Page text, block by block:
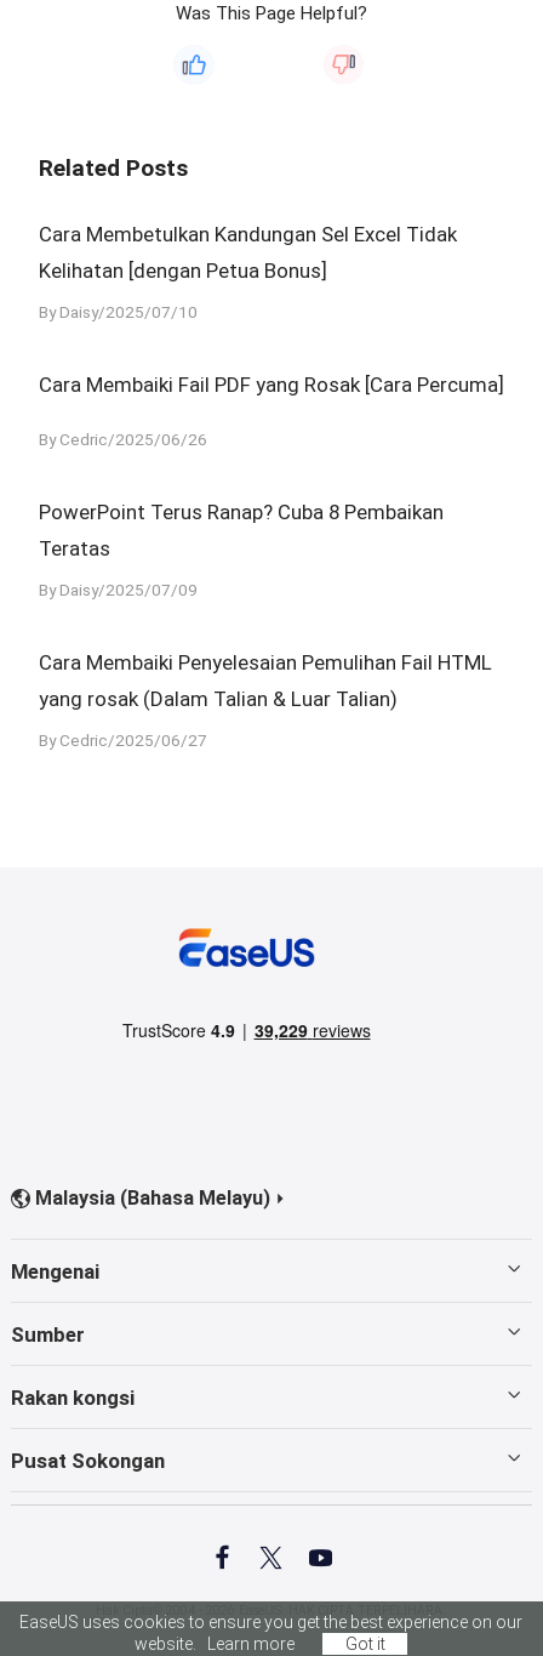
Was This Page Helpful?
Related Posts
Cara Membetulkan Kandungan Sel Excel Tidak
Kelihatan [dengan Petua Bonus]
By Daisy/2025/07/10
Cara Membaiki Fail PDF yang Rosak [Cara Percuma]
By Cedric/2025/06/26
PowerPoint Terus Ranap? Cuba 8 Pembaikan
Teratas
By Daisy/2025/07/09
Cara Membaiki Penyelesaian Pemulihan Fail HTML
yang rosak (Dalam Talian & Luar Talian)
By Cedric/2025/06/27
 Malaysia (Bahasa Melayu)
Mengenai
Menemui EaseUS
Sumber
Pemulihan Pemacu Keras
Rakan kongsi
Penjual Semula
Log masuk Penjual Semula
Pusat Sokongan
  
EaseUS uses cookies to ensure you get the best experience on our
website.
Learn more Got it